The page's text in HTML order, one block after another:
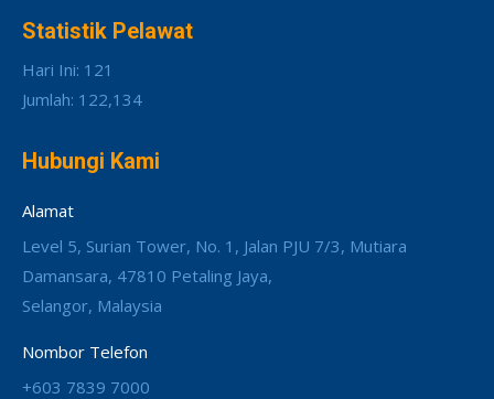
Statistik Pelawat
Hari Ini: 121
Jumlah: 122,134
Hubungi Kami
Alamat
Level 5, Surian Tower, No. 1, Jalan PJU 7/3, Mutiara
Damansara, 47810 Petaling Jaya,
Selangor, Malaysia
Nombor Telefon
+603 7839 7000